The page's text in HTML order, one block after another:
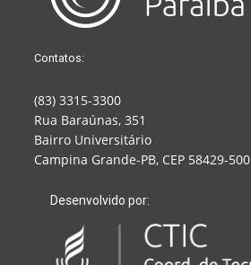
Contatos:
(83) 3315-3300
Rua Baraúnas, 351
Bairro Universitário
Campina Grande-PB, CEP 58429-500
Desenvolvido por: